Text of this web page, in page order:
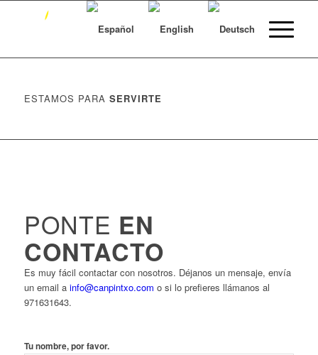
ESTAMOS PARA SERVIRTE
PONTE EN
CONTACTO
Es muy fácil contactar con nosotros. Déjanos un mensaje, envía
un email a info@canpintxo.com o si lo prefieres llámanos al
971631643.
Tu nombre, por favor.